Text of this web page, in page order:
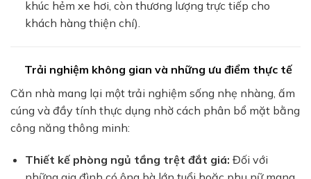
khúc hẻm xe hơi, còn thương lượng trực tiếp cho
khách hàng thiện chí).
Trải nghiệm không gian và những ưu điểm thực tế
Căn nhà mang lại một trải nghiệm sống nhẹ nhàng, ấm
cúng và đầy tính thực dụng nhờ cách phân bổ mặt bằng
công năng thông minh:
Thiết kế phòng ngủ tầng trệt đắt giá: Đối với